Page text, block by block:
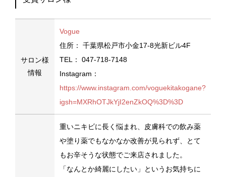
サロン様
情報
Vogue
住所： 千葉県松戸市小金17-8光新ビル4F
TEL： 047-718-7148
Instagram：
https://www.instagram.com/voguekitakogane?
igsh=MXRhOTJkYjI2enZkOQ%3D%3D
重いニキビに長く悩まれ、皮膚科での飲み薬
や塗り薬でもなかなか改善が見られず、とて
もお辛そうな状態でご来店されました。
「なんとか綺麗にしたい」というお気持ちに